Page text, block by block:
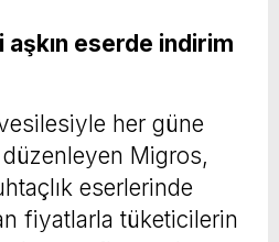
aşkın eserde indirim
her güne
Migros,
eserlerinde
fiyatlarla tüketicilerin